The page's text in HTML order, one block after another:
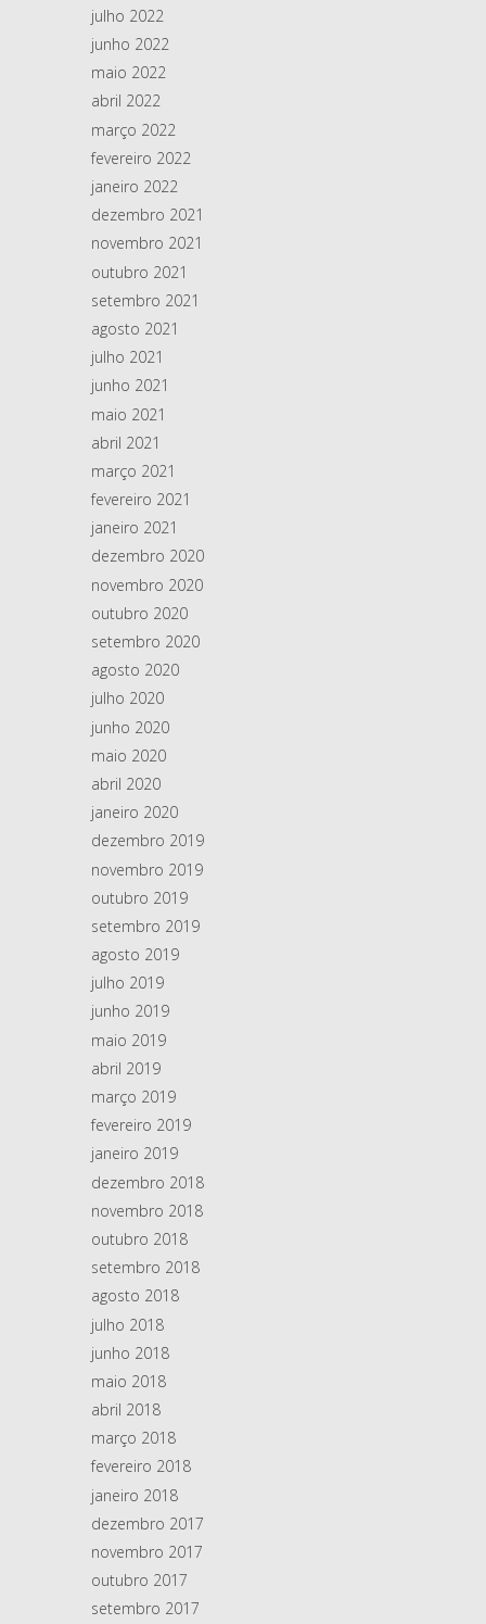
julho 2022
junho 2022
maio 2022
abril 2022
março 2022
fevereiro 2022
janeiro 2022
dezembro 2021
novembro 2021
outubro 2021
setembro 2021
agosto 2021
julho 2021
junho 2021
maio 2021
abril 2021
março 2021
fevereiro 2021
janeiro 2021
dezembro 2020
novembro 2020
outubro 2020
setembro 2020
agosto 2020
julho 2020
junho 2020
maio 2020
abril 2020
janeiro 2020
dezembro 2019
novembro 2019
outubro 2019
setembro 2019
agosto 2019
julho 2019
junho 2019
maio 2019
abril 2019
março 2019
fevereiro 2019
janeiro 2019
dezembro 2018
novembro 2018
outubro 2018
setembro 2018
agosto 2018
julho 2018
junho 2018
maio 2018
abril 2018
março 2018
fevereiro 2018
janeiro 2018
dezembro 2017
novembro 2017
outubro 2017
setembro 2017